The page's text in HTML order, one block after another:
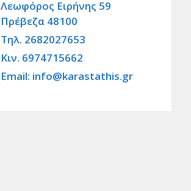
Λεωφόρος Ειρήνης 59
Πρέβεζα 48100
Τηλ. 2682027653
Κιν. 6974715662
Email: info@karastathis.gr